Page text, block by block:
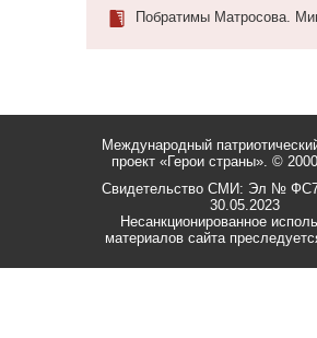
Побратимы Матросова.
Международный
проект «Герои страны». © 2000
Свидетельство СМИ: Эл №
30.05.2023
Несанкционированное
материалов сайта